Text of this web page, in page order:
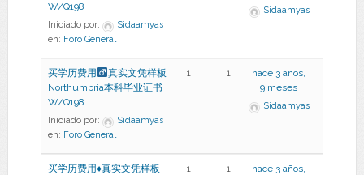
W/Q198
Iniciado por:
Sidaamyas
en: Foro General
Sidaamyas
买学历费用
真实文凭样板
Northumbria本科毕业证书
W/Q198
Iniciado por:
Sidaamyas
en: Foro General
1 1
hace 3 años,
9 meses
Sidaamyas
买学历费用♦真实文凭样板
1 1
hace 3 años,